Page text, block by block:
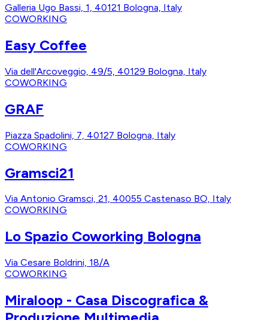
Galleria Ugo Bassi, 1, 40121 Bologna, Italy
COWORKING
Easy Coffee
Via dell'Arcoveggio, 49/5, 40129 Bologna, Italy
COWORKING
GRAF
Piazza Spadolini, 7, 40127 Bologna, Italy
COWORKING
Gramsci21
Via Antonio Gramsci, 21, 40055 Castenaso BO, Italy
COWORKING
Lo Spazio Coworking Bologna
Via Cesare Boldrini, 18/A
COWORKING
Miraloop - Casa Discografica &